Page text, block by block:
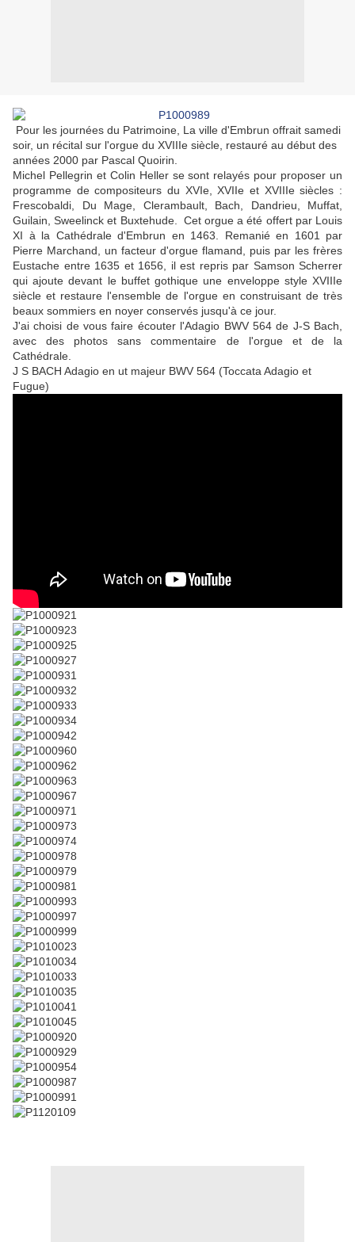
Pour les journées du Patrimoine, La ville d'Embrun offrait samedi
soir, un récital sur l'orgue du XVIIIe siècle, restauré au début des
années 2000 par Pascal Quoirin.
Michel Pellegrin et Colin Heller se sont relayés pour proposer un
programme de compositeurs du XVIe, XVIIe et XVIIIe siècles :
Frescobaldi, Du Mage, Clerambault, Bach, Dandrieu, Muffat,
Guilain, Sweelinck et Buxtehude. Cet orgue a été offert par Louis
XI à la Cathédrale d'Embrun en 1463. Remanié en 1601 par
Pierre Marchand, un facteur d'orgue flamand, puis par les frères
Eustache entre 1635 et 1656, il est repris par Samson Scherrer
qui ajoute devant le buffet gothique une enveloppe style XVIIIe
siècle et restaure l'ensemble de l'orgue en construisant de très
beaux sommiers en noyer conservés jusqu'à ce jour.
J'ai choisi de vous faire écouter l'Adagio BWV 564 de J-S Bach,
avec des photos sans commentaire de l'orgue et de la
Cathédrale.
J S BACH Adagio en ut majeur BWV 564 (Toccata Adagio et
Fugue)